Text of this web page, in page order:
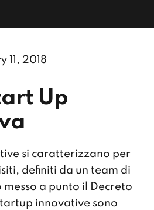
11, 2018
Up
si caratterizzano per
definiti da un team di
messo a punto il Decreto
innovative sono